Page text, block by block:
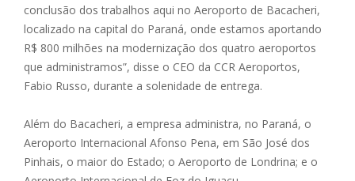
conclusão dos trabalhos aqui no Aeroporto de Bacacheri,
localizado na capital do Paraná, onde estamos aportando
R$ 800 milhões na modernização dos quatro aeroportos
que administramos”, disse o CEO da CCR Aeroportos,
Fabio Russo, durante a solenidade de entrega.
Além do Bacacheri, a empresa administra, no Paraná, o
Aeroporto Internacional Afonso Pena, em São José dos
Pinhais, o maior do Estado; o Aeroporto de Londrina; e o